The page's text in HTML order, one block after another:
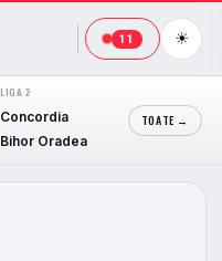
11 ☀
LIGA 2
Concordia
0
Bihor Oradea
ASA
TOATE →